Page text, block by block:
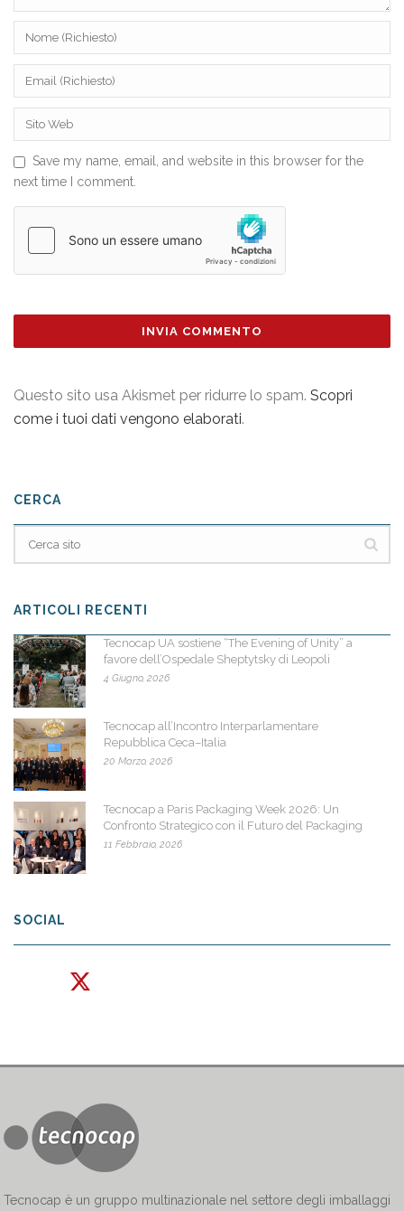
Save my name, email, and website in this browser for the
next time I comment.
Questo sito usa Akismet per ridurre lo spam. Scopri
come i tuoi dati vengono elaborati.
CERCA
ARTICOLI RECENTI
Tecnocap UA sostiene “The Evening of Unity” a
favore dell’Ospedale Sheptytsky di Leopoli
4 Giugno, 2026
Tecnocap all’Incontro Interparlamentare
Repubblica Ceca–Italia
20 Marzo, 2026
Tecnocap a Paris Packaging Week 2026: Un
Confronto Strategico con il Futuro del Packaging
11 Febbraio, 2026
SOCIAL
Tecnocap è un gruppo multinazionale nel settore degli imballaggi